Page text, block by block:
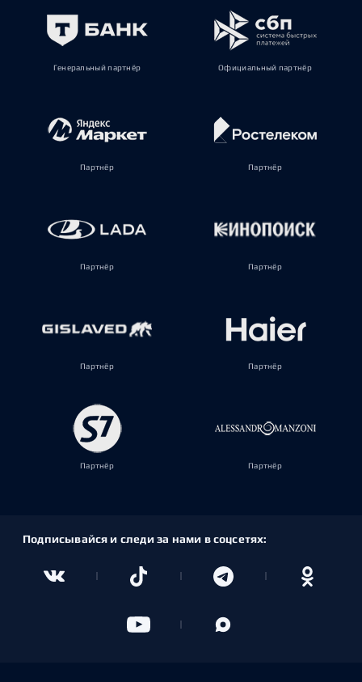
Генеральный партнёр Официальный партнёр
Партнёр Партнёр
Партнёр Партнёр
Партнёр Партнёр
Партнёр Партнёр
Подписывайся и следи за нами в соцсетях: